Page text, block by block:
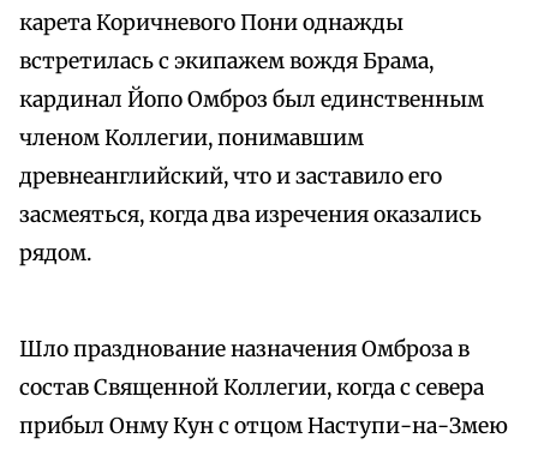
карета Коричневого Пони однажды
встретилась с экипажем вождя Брама,
кардинал Йопо Омброз был единственным
членом Коллегии, понимавшим
древнеанглийский, что и заставило его
засмеяться, когда два изречения оказались
рядом.
Шло празднование назначения Омброза в
состав Священной Коллегии, когда с севера
прибыл Онму Кун с отцом Наступи-на-Змею